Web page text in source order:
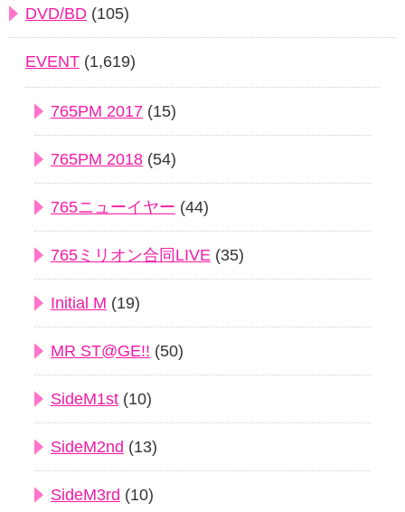
DVD/BD (105)
EVENT (1,619)
765PM 2017 (15)
765PM 2018 (54)
765ニューイヤー (44)
765ミリオン合同LIVE (35)
Initial M (19)
MR ST@GE!! (50)
SideM1st (10)
SideM2nd (13)
SideM3rd (10)